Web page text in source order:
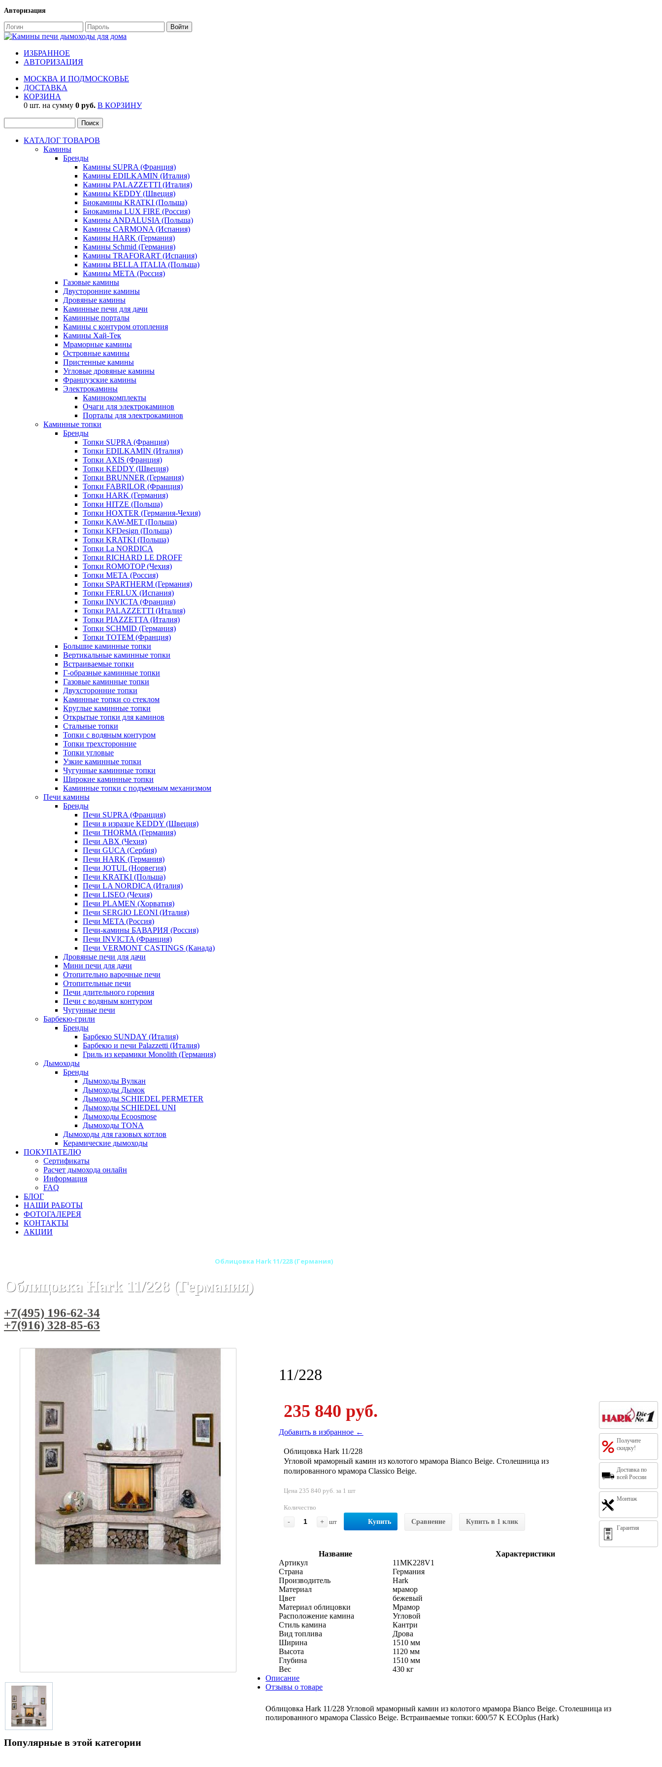
Авторизация
ИЗБРАННОЕ
АВТОРИЗАЦИЯ
МОСКВА И ПОДМОСКОВЬЕ
ДОСТАВКА
КОРЗИНА
0 шт. на сумму 0 руб. В КОРЗИНУ
КАТАЛОГ ТОВАРОВ
Камины
Бренды
Камины SUPRA (Франция)
Камины EDILKAMIN (Италия)
Камины PALAZZETTI (Италия)
Камины KEDDY (Швеция)
Биокамины KRATKI (Польша)
Биокамины LUX FIRE (Россия)
Камины ANDALUSIA (Польша)
Камины CARMONA (Испания)
Камины HARK (Германия)
Камины Schmid (Германия)
Камины TRAFORART (Испания)
Камины BELLA ITALIA (Польша)
Камины МЕТА (Россия)
Газовые камины
Двусторонние камины
Дровяные камины
Каминные печи для дачи
Каминные порталы
Камины с контуром отопления
Камины Хай-Тек
Мраморные камины
Островные камины
Пристенные камины
Угловые дровяные камины
Французские камины
Электрокамины
Каминокомплекты
Очаги для электрокаминов
Порталы для электрокаминов
Каминные топки
Бренды
Топки SUPRA (Франция)
Топки EDILKAMIN (Италия)
Топки AXIS (Франция)
Топки KEDDY (Швеция)
Топки BRUNNER (Германия)
Топки FABRILOR (Франция)
Топки HARK (Германия)
Топки HITZE (Польша)
Топки HOXTER (Германия-Чехия)
Топки KAW-MET (Польша)
Топки KFDesign (Польша)
Топки KRATKI (Польша)
Топки La NORDICA
Топки RICHARD LE DROFF
Топки ROMOTOP (Чехия)
Топки МЕТА (Россия)
Топки SPARTHERM (Германия)
Топки FERLUX (Испания)
Топки INVICTA (Франция)
Топки PALAZZETTI (Италия)
Топки PIAZZETTA (Италия)
Топки SCHMID (Германия)
Топки TOTEM (Франция)
Большие каминные топки
Вертикальные каминные топки
Встраиваемые топки
Г-образные каминные топки
Газовые каминные топки
Двухсторонние топки
Каминные топки со стеклом
Круглые каминные топки
Открытые топки для каминов
Стальные топки
Топки с водяным контуром
Топки трехсторонние
Топки угловые
Узкие каминные топки
Чугунные каминные топки
Широкие каминные топки
Каминные топки с подъемным механизмом
Печи камины
Бренды
Печи SUPRA (Франция)
Печи в изразце KEDDY (Швеция)
Печи THORMA (Германия)
Печи ABX (Чехия)
Печи GUCA (Сербия)
Печи HARK (Германия)
Печи JOTUL (Норвегия)
Печи KRATKI (Польша)
Печи LA NORDICA (Италия)
Печи LISEO (Чехия)
Печи PLAMEN (Хорватия)
Печи SERGIO LEONI (Италия)
Печи META (Россия)
Печи-камины БАВАРИЯ (Россия)
Печи INVICTA (Франция)
Печи VERMONT CASTINGS (Канада)
Дровяные печи для дачи
Мини печи для дачи
Отопительно варочные печи
Отопительные печи
Печи длительного горения
Печи с водяным контуром
Чугунные печи
Барбекю-грили
Бренды
Барбекю SUNDAY (Италия)
Барбекю и печи Palazzetti (Италия)
Гриль из керамики Monolith (Германия)
Дымоходы
Бренды
Дымоходы Вулкан
Дымоходы Дымок
Дымоходы SCHIEDEL PERMETER
Дымоходы SCHIEDEL UNI
Дымоходы Ecoosmose
Дымоходы TONA
Дымоходы для газовых котлов
Керамические дымоходы
ПОКУПАТЕЛЮ
Сертификаты
Расчет дымохода онлайн
Информация
FAQ
БЛОГ
НАШИ РАБОТЫ
ФОТОГАЛЕРЕЯ
КОНТАКТЫ
АКЦИИ
Облицовка Hark 11/228 (Германия)
Облицовка Hark 11/228 (Германия)
+7(495) 196-62-34
+7(916) 328-85-63
11/228
Получите
скидку!
Доставка по
всей России
Монтаж
Гарантия
235 840 руб.
Добавить в избранное ←
Облицовка Hark 11/228
Угловой мраморный камин из колотого мрамора Bianco Beige. Столешница из
полированного мрамора Classico Beige.
Цена 235 840 руб. за 1 шт
Количество
-
+ шт Купить Сравнение Купить в 1 клик
Название
Характеристики
Артикул
11MK228V1
Страна
Германия
Производитель
Hark
Материал
мрамор
Цвет
бежевый
Материал облицовки
Мрамор
Расположение камина
Угловой
Стиль камина
Кантри
Вид топлива
Дрова
Ширина
1510 мм
Высота
1120 мм
Глубина
1510 мм
Вес
430 кг
Описание
Отзывы о товаре
Облицовка Hark 11/228 Угловой мраморный камин из колотого мрамора Bianco Beige. Столешница из
полированного мрамора Classico Beige. Встраиваемые топки: 600/57 K ECOplus (Hark)
Популярные в этой категории